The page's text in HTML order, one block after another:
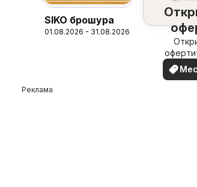
SIKO брошура
01.08.2026 - 31.08.2026
вашия
Реклама